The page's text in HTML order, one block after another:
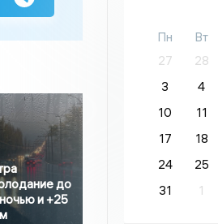
до
и +25
Пн Вт
27
28
3
4
10
11
17
18
24
25
31
1